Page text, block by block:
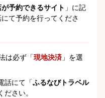
予約できるサイト 」に記
て予約を行ってくださ
は必ず「現地決済 」を選
話にて「ふるなびトラベル
ださい。